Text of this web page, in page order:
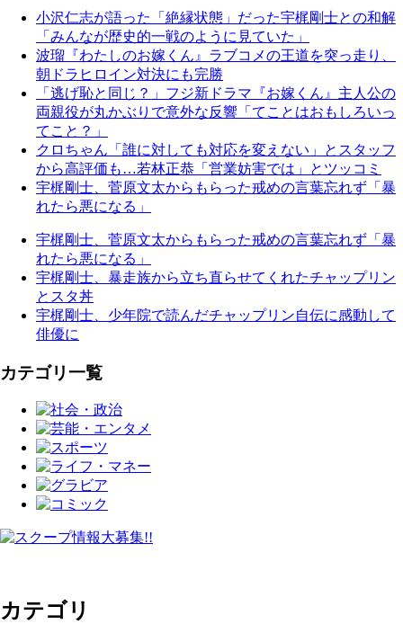
小沢仁志が語った「絶縁状態」だった宇梶剛士との和解
「みんなが歴史的一戦のように見ていた」
波瑠『わたしのお嫁くん』ラブコメの王道を突っ走り、
朝ドラヒロイン対決にも完勝
「逃げ恥と同じ？」フジ新ドラマ『お嫁くん』主人公の
両親役が丸かぶりで意外な反響「てことはおもしろいっ
てこと？」
クロちゃん「誰に対しても対応を変えない」とスタッフ
から高評価も…若林正恭「営業妨害では」とツッコミ
宇梶剛士、菅原文太からもらった戒めの言葉忘れず「暴
れたら悪になる」
宇梶剛士、菅原文太からもらった戒めの言葉忘れず「暴
れたら悪になる」
宇梶剛士、暴走族から立ち直らせてくれたチャップリン
とスタ丼
宇梶剛士、少年院で読んだチャップリン自伝に感動して
俳優に
カテゴリ一覧
カテゴリ